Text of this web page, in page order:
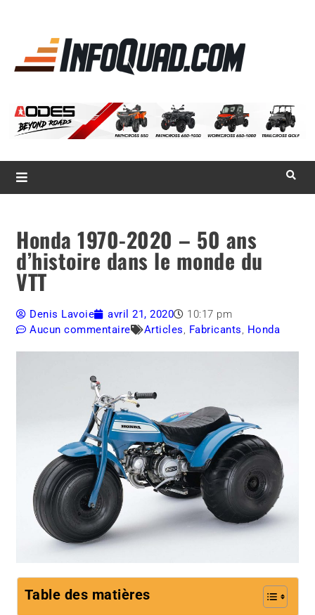
Magazine InfoQuad.com
Honda 1970-2020 – 50 ans
d’histoire dans le monde du
VTT
Denis Lavoie avril 21, 2020
10:17 pm
Aucun commentaire
Articles, Fabricants, Honda
Table des matières